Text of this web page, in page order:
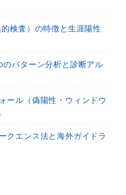
検査）の特徴と生涯陽性
パターン分析と診断アル
ール（偽陽性・ウィンドウ
クエンス法と海外ガイドラ